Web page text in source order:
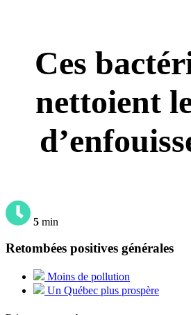
Ces
nettoient
5 min
Retombées positives générales
Moins de pollution
Un Québec plus prospère